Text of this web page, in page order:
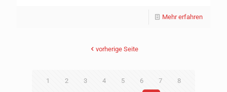
Mehr erfahren
vorherige Seite
1 2 3 4 5 6 7 8